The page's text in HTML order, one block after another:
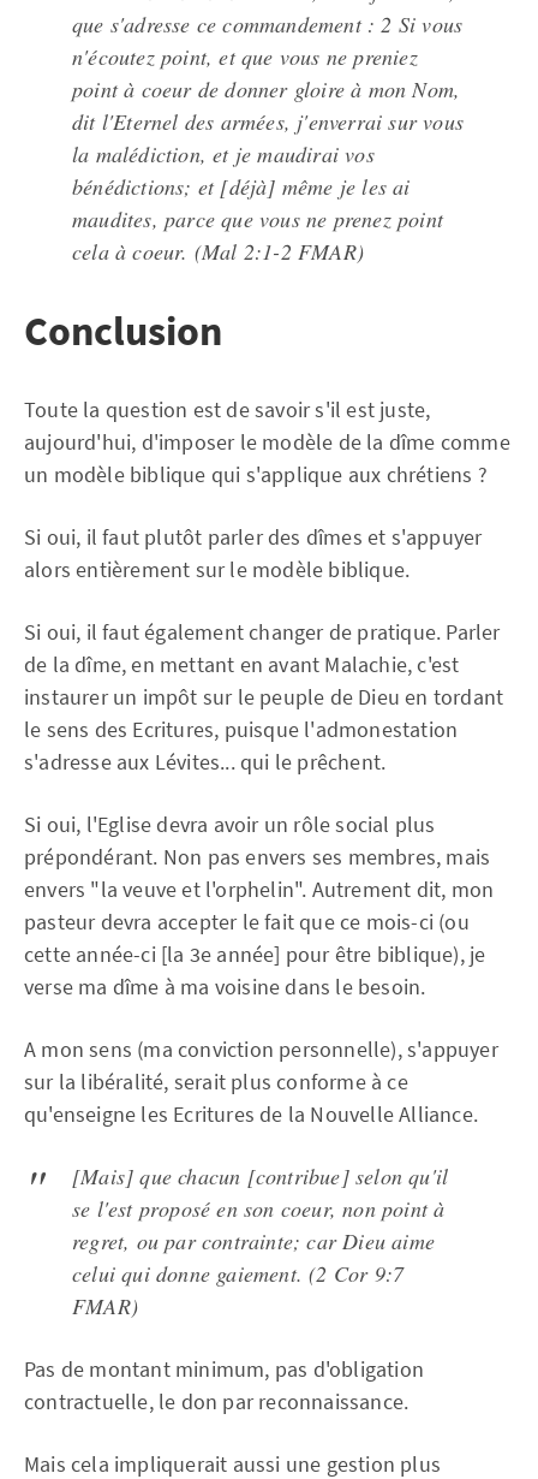
que s'adresse ce commandement : 2 Si vous
n'écoutez point, et que vous ne preniez
point à coeur de donner gloire à mon Nom,
dit l'Eternel des armées, j'enverrai sur vous
la malédiction, et je maudirai vos
bénédictions; et [déjà] même je les ai
maudites, parce que vous ne prenez point
cela à coeur. (Mal 2:1-2 FMAR)
Conclusion
Toute la question est de savoir s'il est juste,
aujourd'hui, d'imposer le modèle de la dîme comme
un modèle biblique qui s'applique aux chrétiens ?
Si oui, il faut plutôt parler des dîmes et s'appuyer
alors entièrement sur le modèle biblique.
Si oui, il faut également changer de pratique. Parler
de la dîme, en mettant en avant Malachie, c'est
instaurer un impôt sur le peuple de Dieu en tordant
le sens des Ecritures, puisque l'admonestation
s'adresse aux Lévites... qui le prêchent.
Si oui, l'Eglise devra avoir un rôle social plus
prépondérant. Non pas envers ses membres, mais
envers "la veuve et l'orphelin". Autrement dit, mon
pasteur devra accepter le fait que ce mois-ci (ou
cette année-ci [la 3e année] pour être biblique), je
verse ma dîme à ma voisine dans le besoin.
A mon sens (ma conviction personnelle), s'appuyer
sur la libéralité, serait plus conforme à ce
qu'enseigne les Ecritures de la Nouvelle Alliance.
[Mais] que chacun [contribue] selon qu'il
se l'est proposé en son coeur, non point à
regret, ou par contrainte; car Dieu aime
celui qui donne gaiement. (2 Cor 9:7
FMAR)
Pas de montant minimum, pas d'obligation
contractuelle, le don par reconnaissance.
Mais cela impliquerait aussi une gestion plus